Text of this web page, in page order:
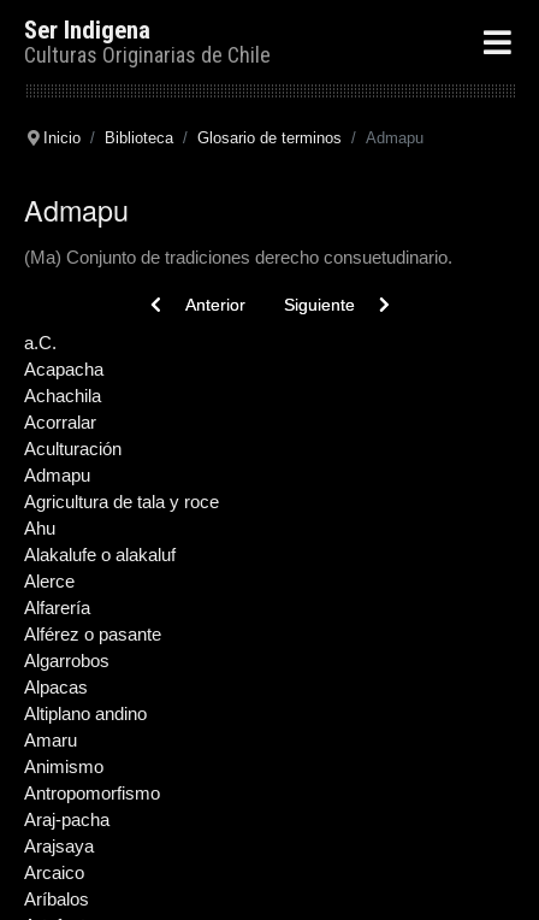
Ser Indigena
Culturas Originarias de Chile
Inicio Biblioteca Glosario de terminos Admapu
Admapu
(Ma) Conjunto de tradiciones derecho consuetudinario.
Previous article: Agricultura de tala y roce
Anterior Next article: Aculturación
Siguiente
a.C.
Acapacha
Achachila
Acorralar
Aculturación
Admapu
Agricultura de tala y roce
Ahu
Alakalufe o alakaluf
Alerce
Alfarería
Alférez o pasante
Algarrobos
Alpacas
Altiplano andino
Amaru
Animismo
Antropomorfismo
Araj-pacha
Arajsaya
Arcaico
Aríbalos